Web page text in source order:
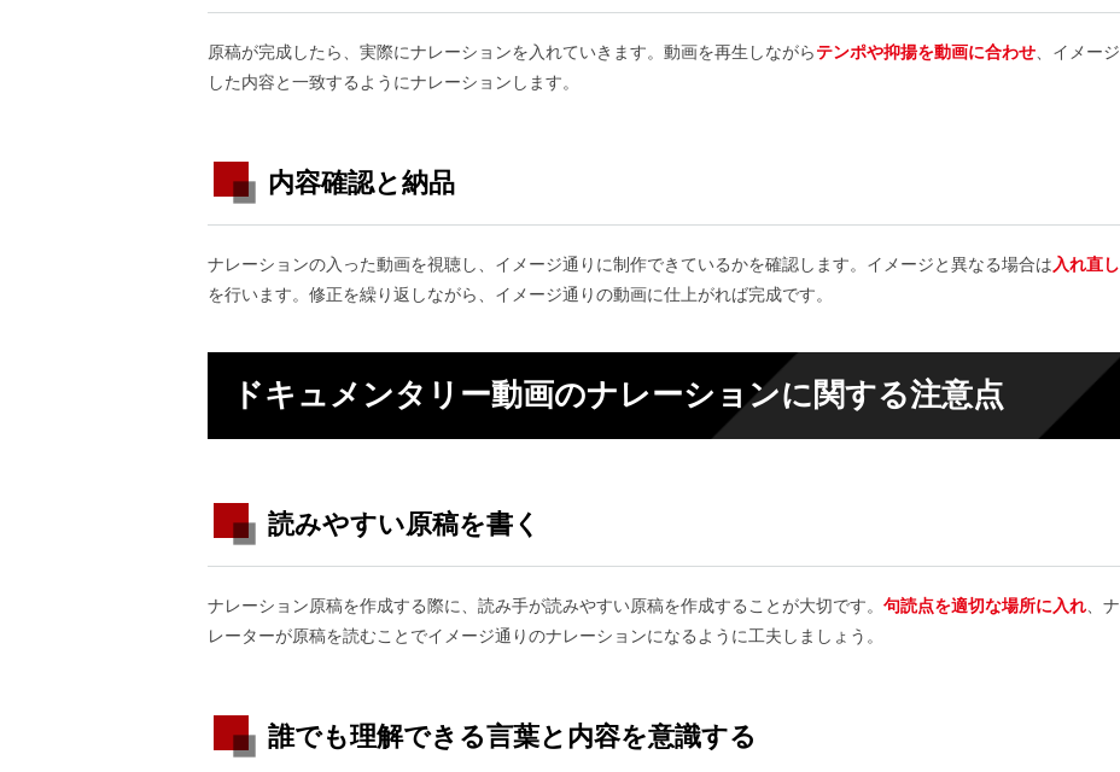
原稿が完成したら、実際にナレーションを入れていきます。動画を再生しながら テンポや抑揚を動画に合わせ、イメージ
した内容と一致するようにナレーションします。
内容確認と納品
ナレーションの入った動画を視聴し、イメージ通りに制作できているかを確認します。イメージと異なる場合は入れ直し
を行います。修正を繰り返しながら、イメージ通りの動画に仕上がれば完成です。
ドキュメンタリー動画のナレーションに関する注意点
読みやすい原稿を書く
ナレーション原稿を作成する際に、読み手が読みやすい原稿を作成することが大切です。 句読点を適切な場所に入れ、ナ
レーターが原稿を読むことでイメージ通りのナレーションになるように工夫しましょう。
誰でも理解できる言葉と内容を意識する